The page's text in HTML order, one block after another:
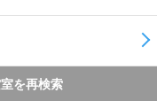
を再検索